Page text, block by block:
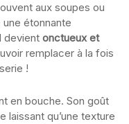
aux soupes ou
étonnante
devient onctueux et
remplacer à la fois
!
en bouche. Son goût
laissant qu’une texture